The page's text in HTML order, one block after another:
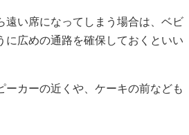
席次例
ブルの形状は主に以下の3種類で